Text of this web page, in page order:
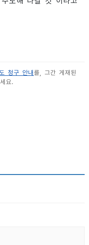
청구 안내 를, 그간 게재된
요.